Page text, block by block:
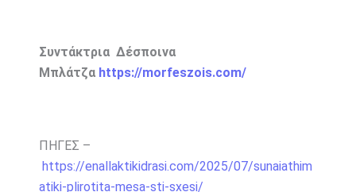
Συντάκτρια Δέσποινα
Μπλάτζα https://morfeszois.com/
ΠΗΓΕΣ –
https://enallaktikidrasi.com/2025/07/sunaiathim
atiki-plirotita-mesa-sti-sxesi/